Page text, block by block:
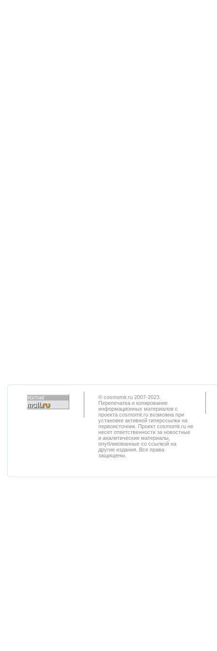
© cosmomir.ru 2007-2023.
Перепечатка и копирование
информационных материалов с
проекта cosmomir.ru возможна при
установке активной гиперссылки на
первоисточник. Проект cosmomir.ru не
несет ответственности за новостные
и аналитические материалы,
опубликованные со ссылкой на
другие издания. Все права
защищены.